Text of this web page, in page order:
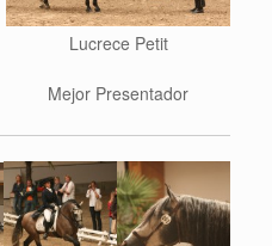
Lucrece Petit
Mejor Presentador